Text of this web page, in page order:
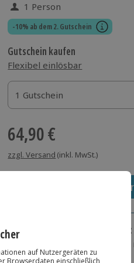
1 Person
-10% ab dem 2. Gutschein
Gutschein kaufen
Flexibel einlösbar
1 Gutschein
1 Gutschein
1 Gutschein
64,90 €
zzgl. Versand (inkl. MwSt.)
In den
Immer das richtige Geschenk:
Große Auswahl, volle Flexibilität